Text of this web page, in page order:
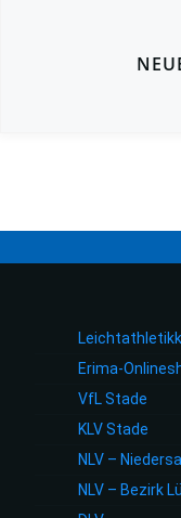
Erima-
VfL Stade
KLV Stade
NLV –
NLV – Bezirk